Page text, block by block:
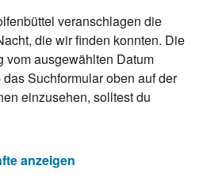
veranschlagen die
die wir finden konnten. Die
vom ausgewählten Datum
Suchformular oben auf der
einzusehen, solltest du
anzeigen